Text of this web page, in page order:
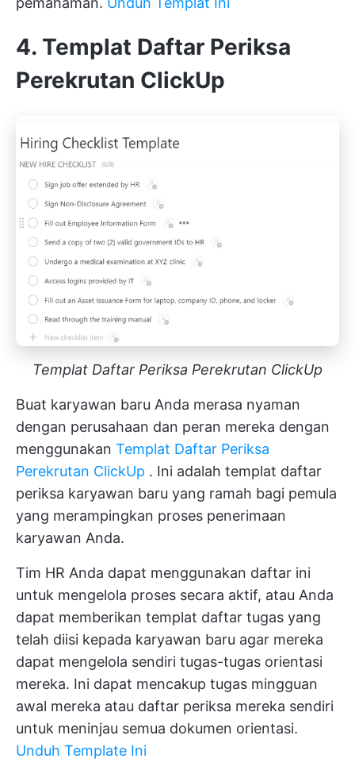
4. Templat Daftar Periksa
Perekrutan ClickUp
Templat Daftar Periksa Perekrutan ClickUp
Buat karyawan baru Anda merasa nyaman
dengan perusahaan dan peran mereka dengan
menggunakan Templat Daftar Periksa
Perekrutan ClickUp . Ini adalah templat daftar
periksa karyawan baru yang ramah bagi pemula
yang merampingkan proses penerimaan
karyawan Anda.
Tim HR Anda dapat menggunakan daftar ini
untuk mengelola proses secara aktif, atau Anda
dapat memberikan templat daftar tugas yang
telah diisi kepada karyawan baru agar mereka
dapat mengelola sendiri tugas-tugas orientasi
mereka. Ini dapat mencakup tugas mingguan
awal mereka atau daftar periksa mereka sendiri
untuk meninjau semua dokumen orientasi.
Unduh Template Ini